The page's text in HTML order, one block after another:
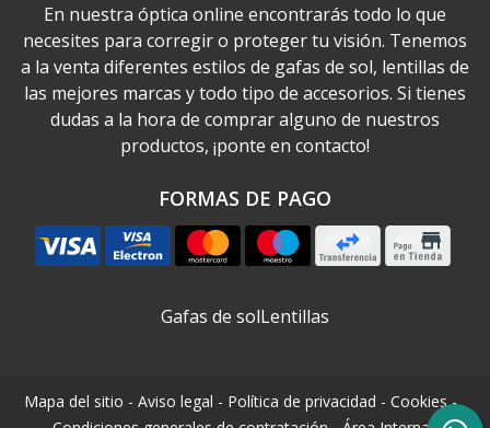
En nuestra óptica online encontrarás todo lo que
necesites para corregir o proteger tu visión. Tenemos
a la venta diferentes estilos de gafas de sol, lentillas de
las mejores marcas y todo tipo de accesorios. Si tienes
dudas a la hora de comprar alguno de nuestros
productos, ¡ponte en contacto!
FORMAS DE PAGO
Gafas de solLentillas
Mapa del sitio - Aviso legal - Política de privacidad - Cookies-